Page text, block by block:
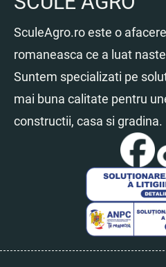
SculeAgro.ro este o
romaneasca ce a luat
Suntem specializati pe
mai buna calitate pentru
constructii, casa si gradina.